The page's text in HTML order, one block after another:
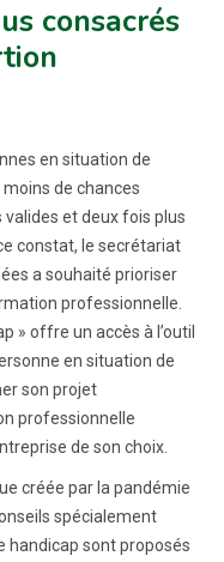
consacrés
en situation de
de chances
valides et deux fois plus
constat, le secrétariat
a souhaité prioriser
professionnelle.
» offre un accès à l’outil
en situation de
son projet
professionnelle
de son choix.
créée par la pandémie
spécialement
handicap sont proposés